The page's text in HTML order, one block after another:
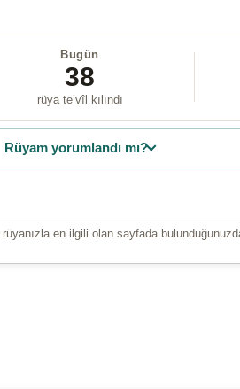
Bugün
38
rüya te’vîl kılındı
Rüyam yorumlandı mı?
rüyanızla en ilgili olan sayfada